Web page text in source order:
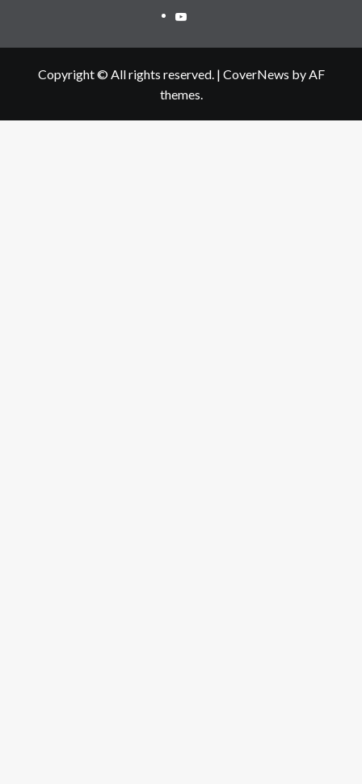
Youtube
Copyright © All rights reserved. | CoverNews by AF
themes.